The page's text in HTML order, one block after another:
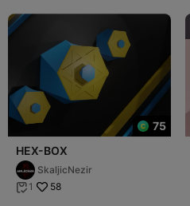
75
HEX-BOX
SkaljicNezir
 1 58